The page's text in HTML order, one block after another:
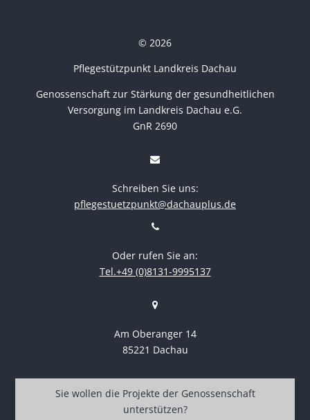
© 2026
Pflegestützpunkt Landkreis Dachau
Genossenschaft zur Stärkung der gesundheitlichen
Versorgung im Landkreis Dachau e.G.
GnR 2690
Schreiben Sie uns:
pflegestuetzpunkt@dachauplus.de
Oder rufen Sie an:
Tel.+49 (0)8131-9995137
Am Oberanger 14
85221 Dachau
Sie wollen die Projekte der Genossenschaft
unterstützen?